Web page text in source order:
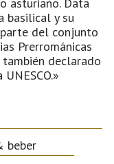
basilical y su
del conjunto
Prerrománicas
declarado
beber